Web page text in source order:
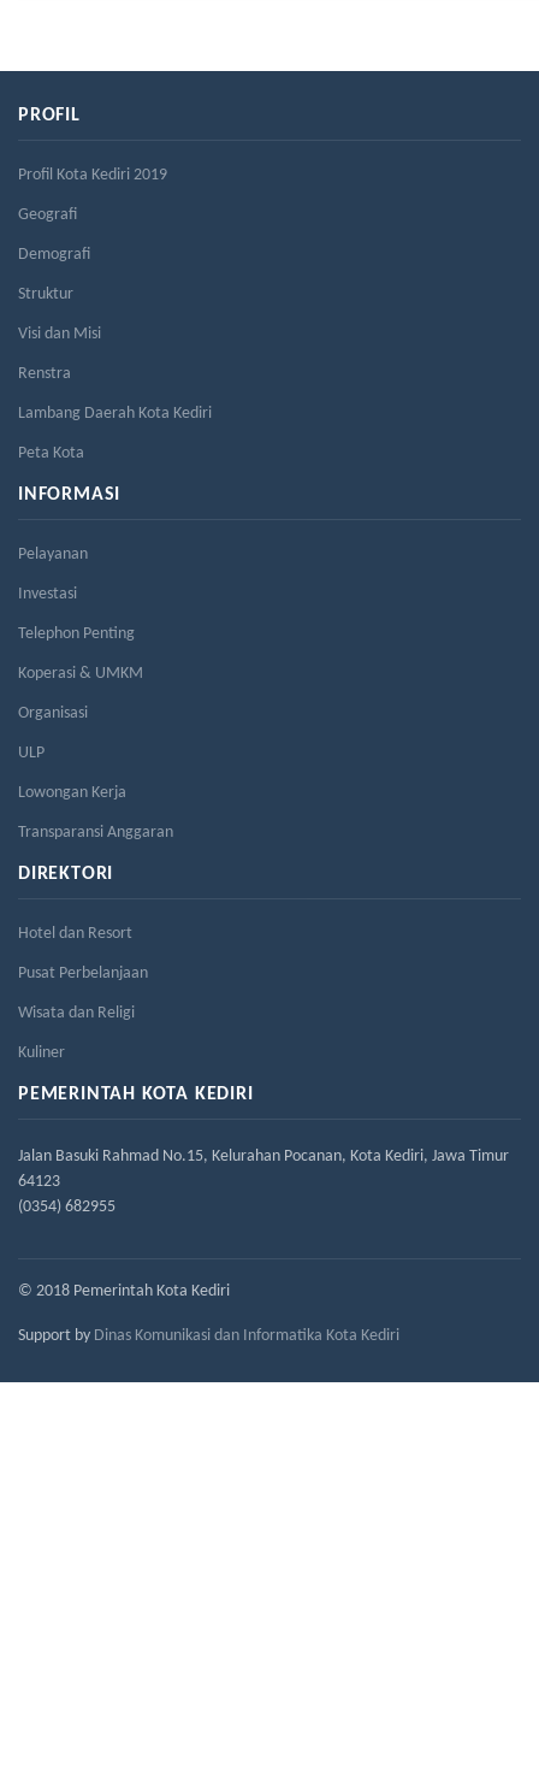
PROFIL
Profil Kota Kediri 2019
Geografi
Demografi
Struktur
Visi dan Misi
Renstra
Lambang Daerah Kota Kediri
Peta Kota
INFORMASI
Pelayanan
Investasi
Telephon Penting
Koperasi & UMKM
Organisasi
ULP
Lowongan Kerja
Transparansi Anggaran
DIREKTORI
Hotel dan Resort
Pusat Perbelanjaan
Wisata dan Religi
Kuliner
PEMERINTAH KOTA KEDIRI
Jalan Basuki Rahmad No.15, Kelurahan Pocanan, Kota Kediri, Jawa Timur
64123
(0354) 682955
© 2018 Pemerintah Kota Kediri
Support by Dinas Komunikasi dan Informatika Kota Kediri